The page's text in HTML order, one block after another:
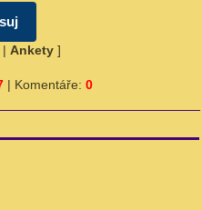
| Ankety ]
| Komentáře: 0